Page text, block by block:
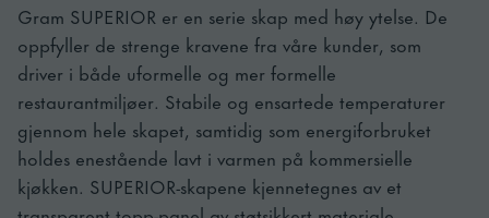
Gram SUPERIOR er en serie skap med høy ytelse. De
oppfyller de strenge kravene fra våre kunder, som
driver i både uformelle og mer formelle
restaurantmiljøer. Stabile og ensartede temperaturer
gjennom hele skapet, samtidig som energiforbruket
holdes enestående lavt i varmen på kommersielle
kjøkken. SUPERIOR-skapene kjennetegnes av et